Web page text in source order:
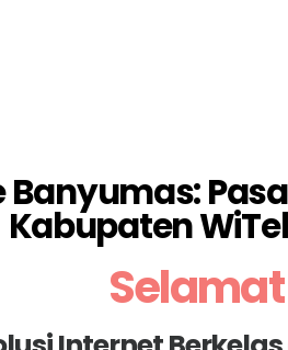
Kabupaten